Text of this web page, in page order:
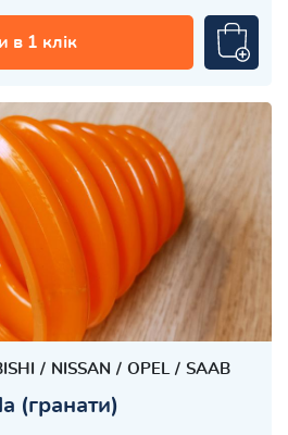
в 1 клік
NISSAN OPEL SAAB
(гранати)